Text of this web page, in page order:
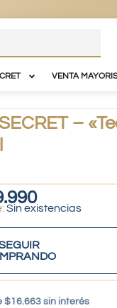
VENTA
–
Sin existencias
$16.663 sin interés